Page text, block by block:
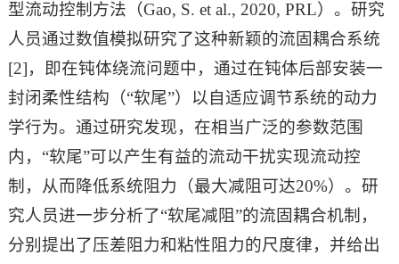
型流动控制方法（Gao, S. et al., 2020, PRL）。研究
人员通过数值模拟研究了这种新颖的流固耦合系统
[2]，即在钝体绕流问题中，通过在钝体后部安装一
封闭柔性结构（“软尾”）以自适应调节系统的动力
学行为。通过研究发现，在相当广泛的参数范围
内，“软尾”可以产生有益的流动干扰实现流动控
制，从而降低系统阻力（最大减阻可达20%）。研
究人员进一步分析了“软尾减阻”的流固耦合机制，
分别提出了压差阻力和粘性阻力的尺度律，并给出